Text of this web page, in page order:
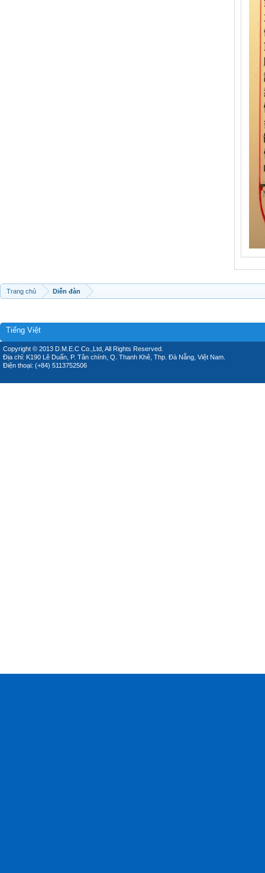
Trang chủ Diễn đàn
Tiếng Việt
Copyright © 2013 D.M.E.C Co.,Ltd, All Rights Reserved.
Địa chỉ: K190 Lê Duẩn, P. Tân chính, Q. Thanh Khê, Thp. Đà Nẵng, Việt Nam.
Điện thoại: (+84) 5113752506